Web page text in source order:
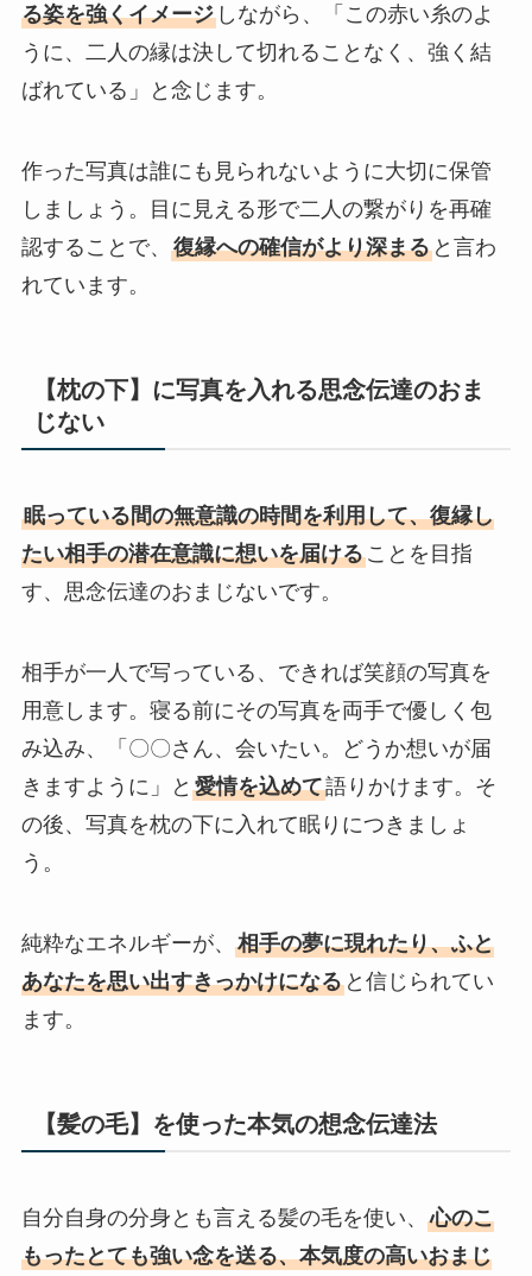
る姿を強くイメージしながら、「この赤い糸のよ
うに、二人の縁は決して切れることなく、強く結
ばれている」と念じます。
作った写真は誰にも見られないように大切に保管
しましょう。目に見える形で二人の繋がりを再確
認することで、 復縁への確信がより深まると言わ
れています。
【枕の下】に写真を入れる思念伝達のおま
じない
眠っている間の無意識の時間を利用して、復縁し
たい相手の潜在意識に想いを届けることを目指
す、思念伝達のおまじないです。
相手が一人で写っている、できれば笑顔の写真を
用意します。寝る前にその写真を両手で優しく包
み込み、「〇〇さん、会いたい。どうか想いが届
きますように」と 愛情を込めて語りかけます。そ
の後、写真を枕の下に入れて眠りにつきましょ
う。
純粋なエネルギーが、 相手の夢に現れたり、ふと
あなたを思い出すきっかけになると信じられてい
ます。
【髪の毛】を使った本気の想念伝達法
自分自身の分身とも言える髪の毛を使い、 心のこ
もったとても強い念を送る、本気度の高いおまじ